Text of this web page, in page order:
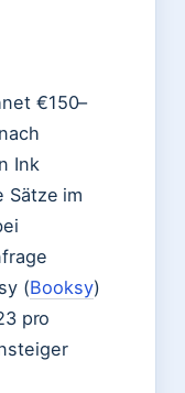
€150–
Ink
Sätze im
(Booksy)
pro